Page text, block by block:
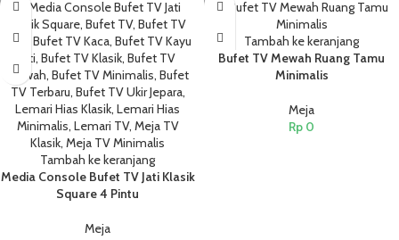
Tambah ke keranjang
Media Console Bufet TV Jati Klasik
Square 4 Pintu
Meja
Tambah ke keranjang
Bufet TV Mewah Ruang Tamu
Minimalis
Meja
Rp 0